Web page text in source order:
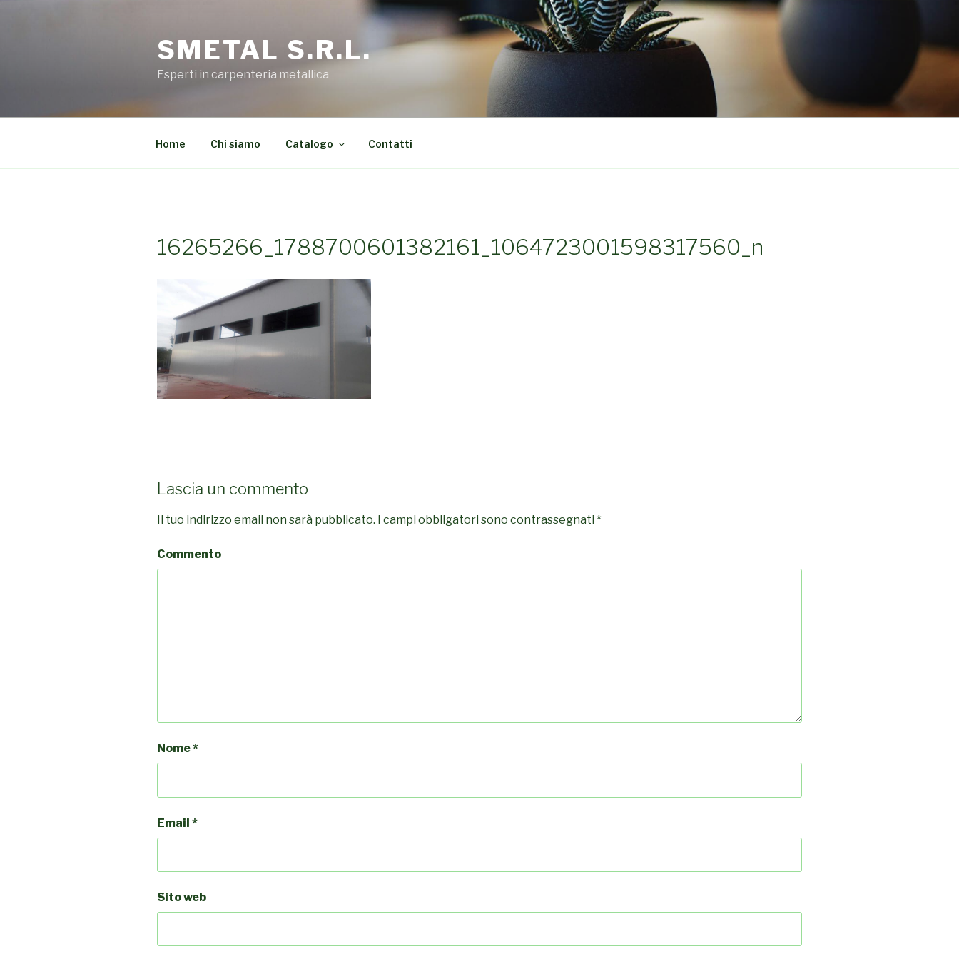
SMETAL S.R.L.
Esperti in carpenteria metallica
Home Chi siamo Catalogo Contatti
16265266_1788700601382161_1064723001598317560_n
Lascia un commento
Il tuo indirizzo email non sarà pubblicato. I campi obbligatori sono contrassegnati *
Commento
Nome*
Email *
Sito web